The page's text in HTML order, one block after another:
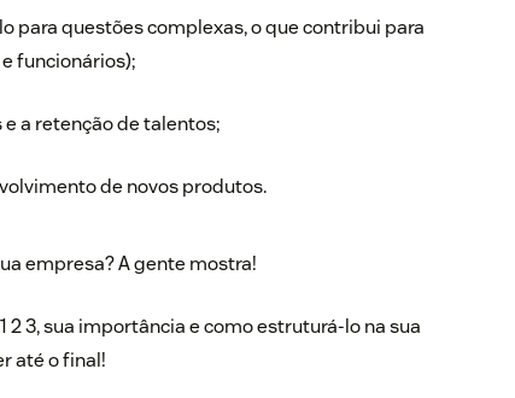
para questões complexas, o que contribui para
funcionários);
a retenção de talentos;
de novos produtos.
empresa? A gente mostra!
3, sua importância e como estruturá-lo na sua
até o final!